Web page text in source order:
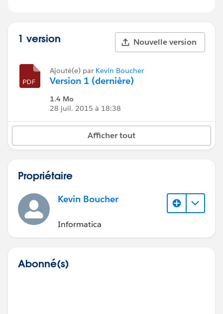
1 version Nouvelle version
Ajouté(e) par Kevin Boucher
Version 1 (dernière)
1.4 Mo
28 juil. 2015 à 18:38
Afficher tout
Propriétaire
Kevin Boucher
Informatica
Abonné(s)